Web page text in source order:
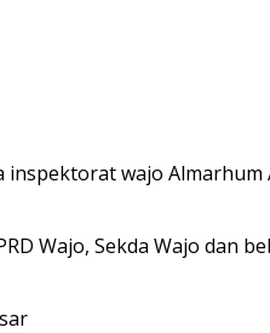
inspektorat wajo
Wajo, Sekda Wajo dan